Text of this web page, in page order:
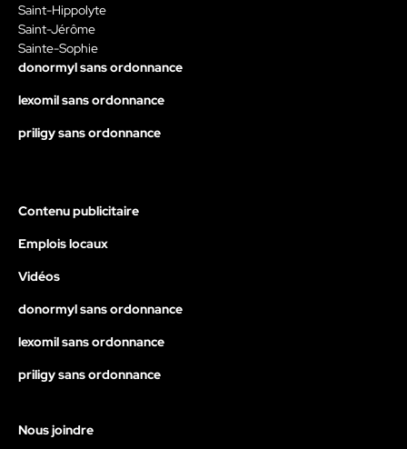
Saint-Hippolyte
Saint-Jérôme
Sainte-Sophie
donormyl sans ordonnance
lexomil sans ordonnance
priligy sans ordonnance
Contenu publicitaire
Emplois locaux
Vidéos
donormyl sans ordonnance
lexomil sans ordonnance
priligy sans ordonnance
Nous joindre